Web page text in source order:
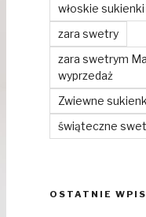
włoskie sukienki
zara swetry
zara swetrym
wyprzedaż
Zwiewne
świąteczne
OSTATNIE